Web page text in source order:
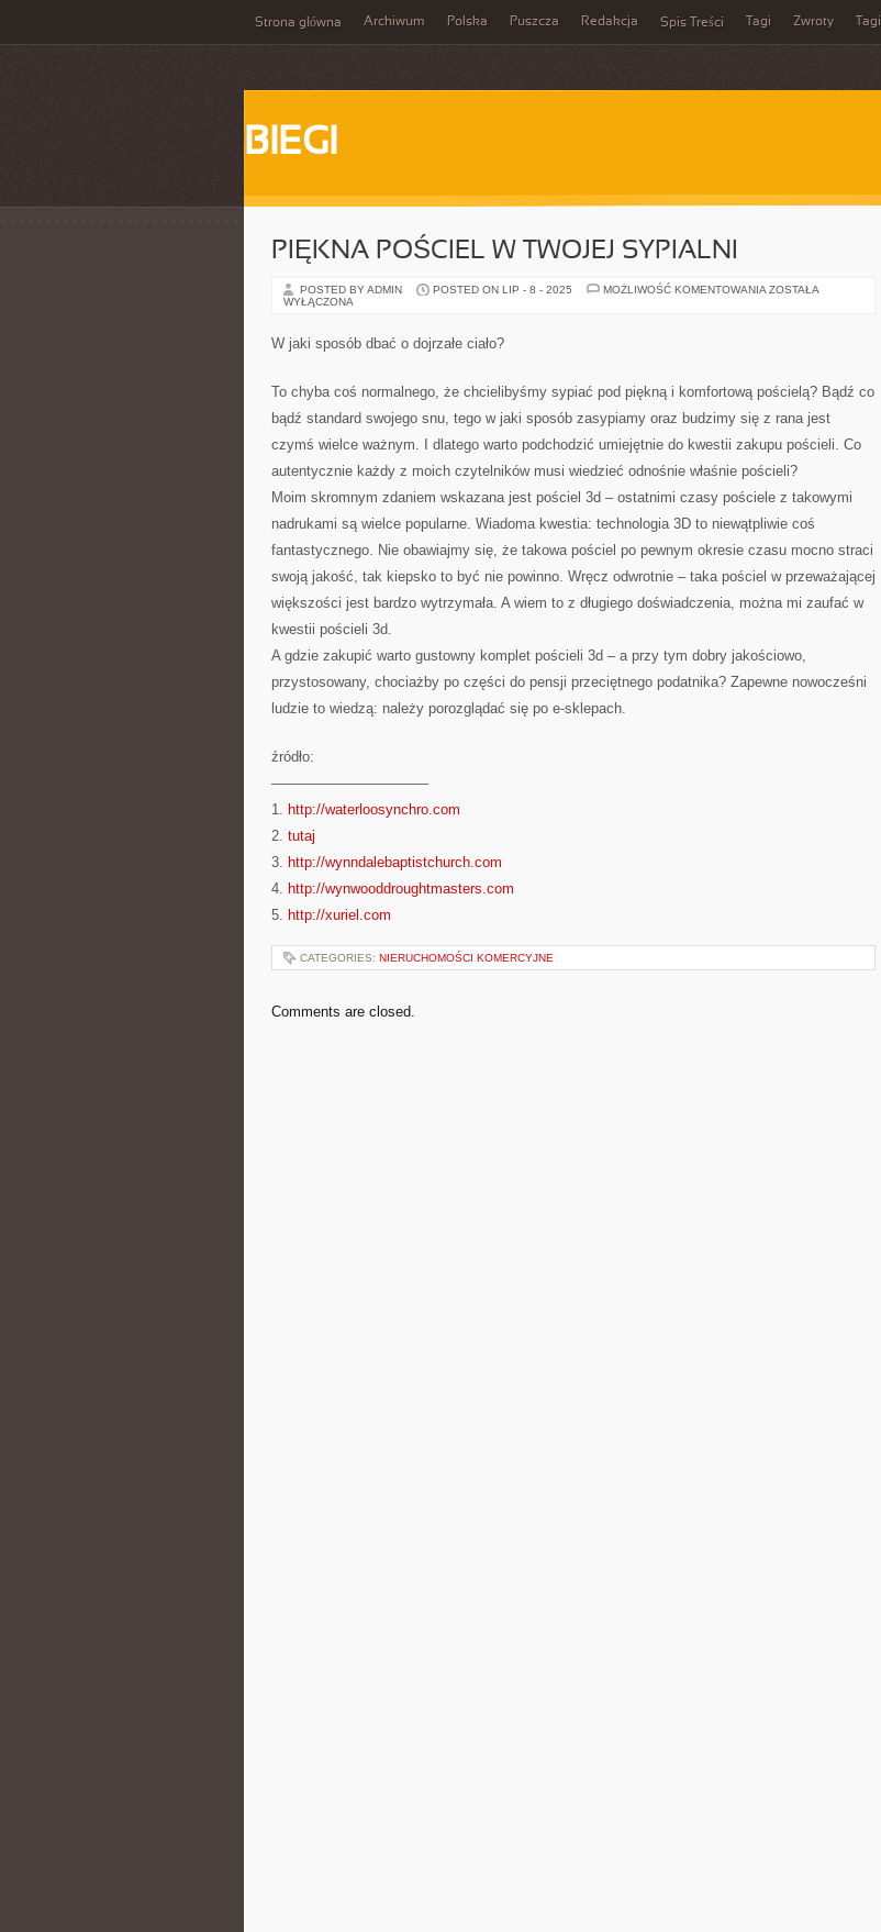
Strona główna Archiwum Polska Puszcza Redakcja Spis Treści Tagi Zwroty Tagi
BIEGI
PIĘKNA POŚCIEL W TWOJEJ SYPIALNI
POSTED BY ADMIN POSTED ON LIP - 8 - 2025 MOŻLIWOŚĆ KOMENTOWANIA PIĘKNA
ZOSTAŁA
WYŁĄCZONA
W jaki sposób dbać o dojrzałe ciało?
To chyba coś normalnego, że chcielibyśmy sypiać pod piękną i komfortową pościelą? Bądź co
bądź standard swojego snu, tego w jaki sposób zasypiamy oraz budzimy się z rana jest
czymś wielce ważnym. I dlatego warto podchodzić umiejętnie do kwestii zakupu pościeli. Co
autentycznie każdy z moich czytelników musi wiedzieć odnośnie właśnie pościeli?
Moim skromnym zdaniem wskazana jest pościel 3d – ostatnimi czasy pościele z takowymi
nadrukami są wielce popularne. Wiadoma kwestia: technologia 3D to niewątpliwie coś
fantastycznego. Nie obawiajmy się, że takowa pościel po pewnym okresie czasu mocno straci
swoją jakość, tak kiepsko to być nie powinno. Wręcz odwrotnie – taka pościel w przeważającej
większości jest bardzo wytrzymała. A wiem to z długiego doświadczenia, można mi zaufać w
kwestii pościeli 3d.
A gdzie zakupić warto gustowny komplet pościeli 3d – a przy tym dobry jakościowo,
przystosowany, chociażby po części do pensji przeciętnego podatnika? Zapewne nowocześni
ludzie to wiedzą: należy porozglądać się po e-sklepach.
źródło:
———————————
1. http://waterloosynchro.com
2. tutaj
3. http://wynndalebaptistchurch.com
4. http://wynwooddroughtmasters.com
5. http://xuriel.com
CATEGORIES: NIERUCHOMOŚCI KOMERCYJNE
Comments are closed.